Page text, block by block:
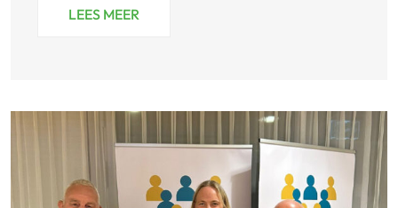
LEES MEER